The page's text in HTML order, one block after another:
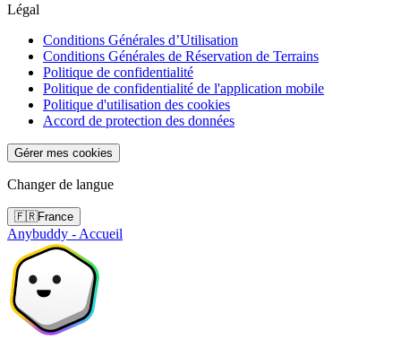
Légal
Conditions Générales d’Utilisation
Conditions Générales de Réservation de Terrains
Politique de confidentialité
Politique de confidentialité de l'application mobile
Politique d'utilisation des cookies
Accord de protection des données
Gérer mes cookies
Changer de langue
🇫🇷France
Anybuddy - Accueil